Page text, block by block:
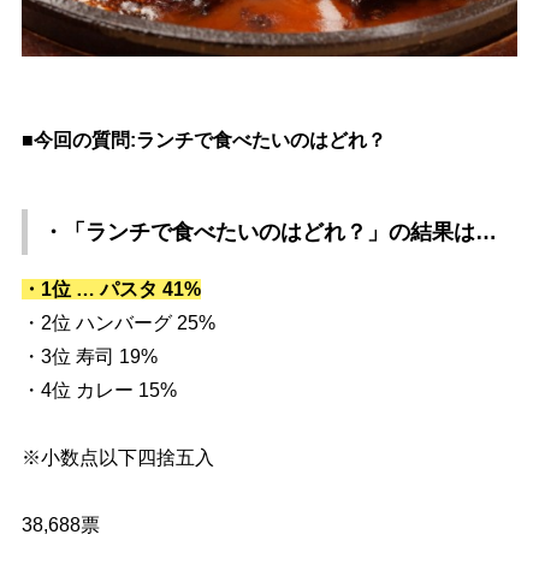
■今回の質問:ランチで食べたいのはどれ？
・「ランチで食べたいのはどれ？」 の結果は…
・1位 … パスタ 41%
・2位 ハンバーグ 25%
・3位 寿司 19%
・4位 カレー 15%
※小数点以下四捨五入
38,688票